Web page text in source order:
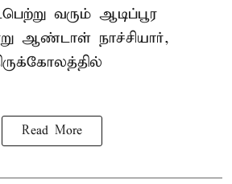
வரும் ஆடிப்பூர
ஆண்டாள் நாச்சியார்,
Read More